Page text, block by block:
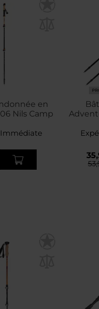
en
Nils Camp
Immédiate